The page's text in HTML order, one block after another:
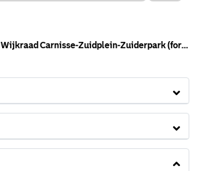
Wijkraad Carnisse-Zuidplein-Zuiderpark (formeel)